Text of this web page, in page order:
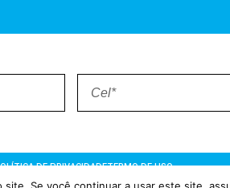
DE PRIVACIDADETERMO DE USO